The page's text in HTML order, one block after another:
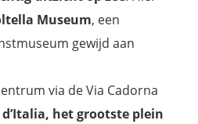
Museum, een
gewijd aan
via de Via Cadorna
het grootste plein